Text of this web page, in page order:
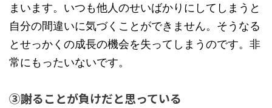
まいます。いつも他人のせいばかりにしてしまうと
自分の間違いに気づくことができません。そうなる
とせっかくの成長の機会を失ってしまうのです。非
常にもったいないです。
③謝ることが負けだと思っている